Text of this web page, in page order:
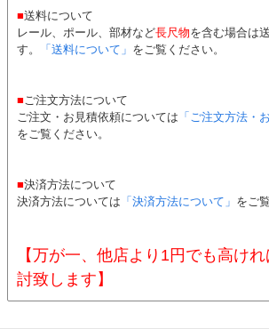
■送料について
レール、ポール、部材など長尺物を含む場合は
す。
「送料について」 をご覧ください。
■ご注文方法について
ご注文・お見積依頼については 「ご注文方法・
をご覧ください。
■決済方法について
決済方法については 「決済方法について」 をご
【万が一、他店より1円でも高け
討致します】